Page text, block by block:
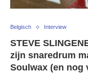
Belgisch Interview
STEVE
zijn snaredrum
Soulwax (en nog